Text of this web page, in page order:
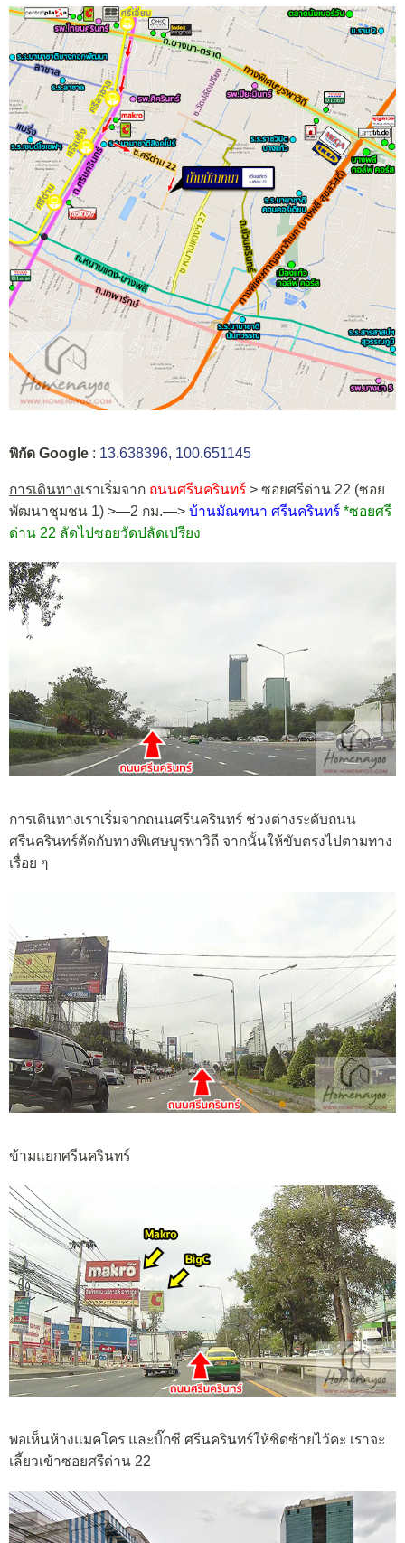
พิกัด Google : 13.638396, 100.651145
การเดินทางเราเริ่มจาก ถนนศรีนครินทร์ > ซอยศรีด่าน 22 (ซอย
พัฒนาชุมชน 1) >—2 กม.—> บ้านมัณฑนา ศรีนครินทร์ *ซอยศรี
ด่าน 22 ลัดไปซอยวัดปลัดเปรียง
การเดินทางเราเริ่มจากถนนศรีนครินทร์ ช่วงต่างระดับถนน
ศรีนครินทร์ตัดกับทางพิเศษบูรพาวิถี จากนั้นให้ขับตรงไปตามทาง
เรื่อย ๆ
ข้ามแยกศรีนครินทร์
พอเห็นห้างแมคโคร และบิ๊กซี ศรีนครินทร์ให้ชิดซ้ายไว้คะ เราจะ
เลี้ยวเข้าซอยศรีด่าน 22